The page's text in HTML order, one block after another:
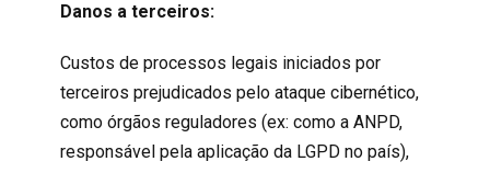
Danos a terceiros:
Custos de processos legais iniciados por
terceiros prejudicados pelo ataque cibernético,
como órgãos reguladores (ex: como a ANPD,
responsável pela aplicação da LGPD no país),